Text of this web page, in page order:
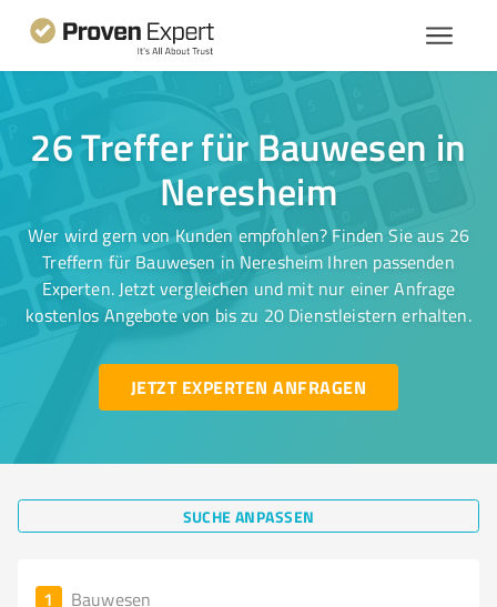
26 Treffer für Bauwesen in
Neresheim
Wer wird gern von Kunden empfohlen? Finden Sie aus 26
Treffern für Bauwesen in Neresheim Ihren passenden
Experten. Jetzt vergleichen und mit nur einer Anfrage
kostenlos Angebote von bis zu 20 Dienstleistern erhalten.
JETZT EXPERTEN ANFRAGEN
SUCHE ANPASSEN
1 Bauwesen